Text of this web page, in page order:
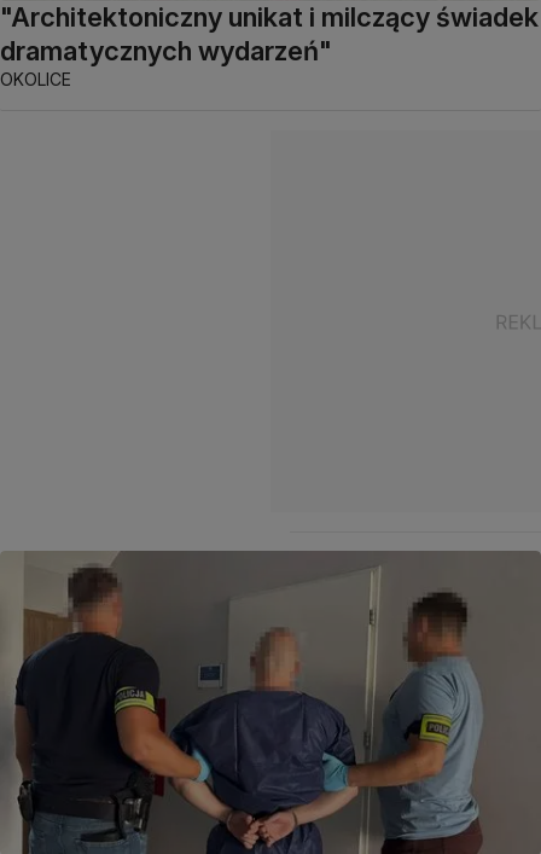
"Architektoniczny unikat i milczący świadek
dramatycznych wydarzeń"
OKOLICE